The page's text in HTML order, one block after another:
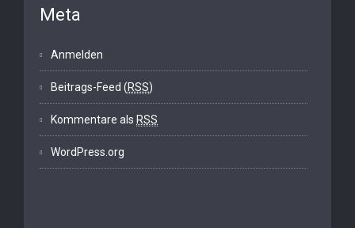
Meta
Anmelden
Beitrags-Feed (RSS)
Kommentare als RSS
WordPress.org